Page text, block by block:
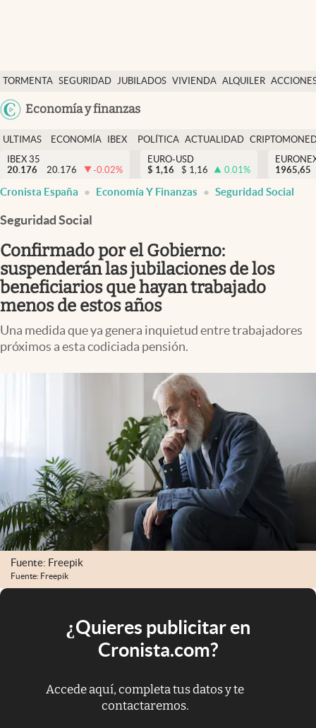
TORMENTA SEGURIDAD JUBILADOS VIVIENDA ALQUILER
USA
Colombia
Economía y finanzas
Economía y finanzas
Política
Actualidad
Criptomonedas
España
ULTIMAS
NOTICIAS
ECONOMÍA
FINANZAS
IBEX
EURO
POLÍTICA ACTUALIDAD
IBEX 35
20.176
20.176 -0.02%
EURO-USD
$ 1,16 $ 1,16 0.01%
1965,65
Cronista España Economía Y Finanzas Seguridad Social
Seguridad Social
Confirmado por el Gobierno:
suspenderán las jubilaciones de los
beneficiarios que hayan trabajado
menos de estos años
Una medida que ya genera inquietud entre trabajadores
próximos a esta codiciada pensión.
Fuente: Freepik
Fuente: Freepik
¿Quieres publicitar en
Cronista.com?
Accede aquí, completa tus datos y te
contactaremos.